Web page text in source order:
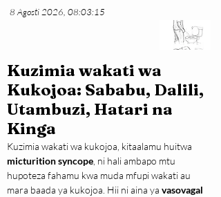
8 Agosti 2026, 08:03:15
Kuzimia wakati wa
Kukojoa: Sababu, Dalili,
Utambuzi, Hatari na
Kinga
Kuzimia wakati wa kukojoa, kitaalamu huitwa
micturition syncope , ni hali ambapo mtu
hupoteza fahamu kwa muda mfupi wakati au
mara baada ya kukojoa. Hii ni aina ya vasovagal